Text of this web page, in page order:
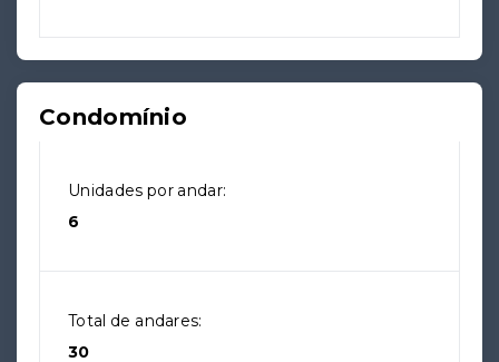
Condomínio
Unidades por andar:
6
Total de andares:
30